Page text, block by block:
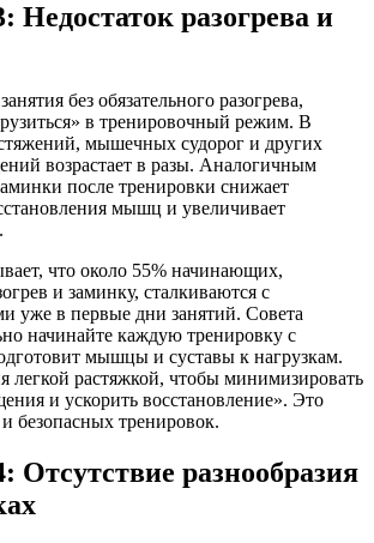
разогрева и
без обязательного разогрева,
в тренировочный режим. В
мышечных судорог и других
возрастает в разы. Аналогичным
после тренировки снижает
мышц и увеличивает
что около 55% начинающих,
и заминку, сталкиваются с
уже в первые дни занятий. Совета
начинайте каждую тренировку с
мышцы и суставы к нагрузкам.
легкой растяжкой, чтобы минимизировать
и ускорить восстановление». Это
безопасных тренировок.
разнообразия